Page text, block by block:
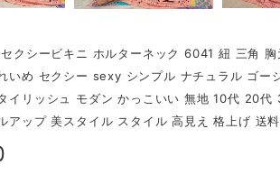
クシービキニ ホルターネック 6041 紐 三角
いめ セクシー sexy シンプル ナチュラル ゴ
イリッシュ モダン かっこいい 無地 10代 20
アップ 美スタイル スタイル 高見え 格上げ 送